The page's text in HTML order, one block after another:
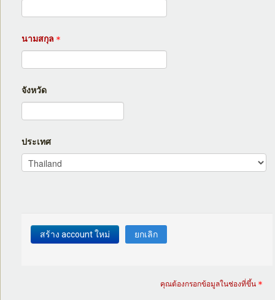
นามสกุล
จังหวัด
ประเทศ
คุณต้องกรอกข้อมูลในช่องที่ขึ้น